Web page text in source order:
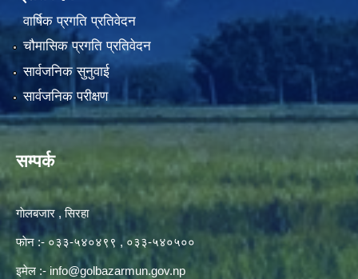
वार्षिक प्रगति प्रतिवेदन
चौमासिक प्रगति प्रतिवेदन
सार्वजनिक सुनुवाई
सार्वजनिक परीक्षण
सम्पर्क
गाेलबजार , सिरहा
फाेन :- ०३३-५४०४९९ , ०३३-५४०५००
इमेल :- info@golbazarmun.gov.np